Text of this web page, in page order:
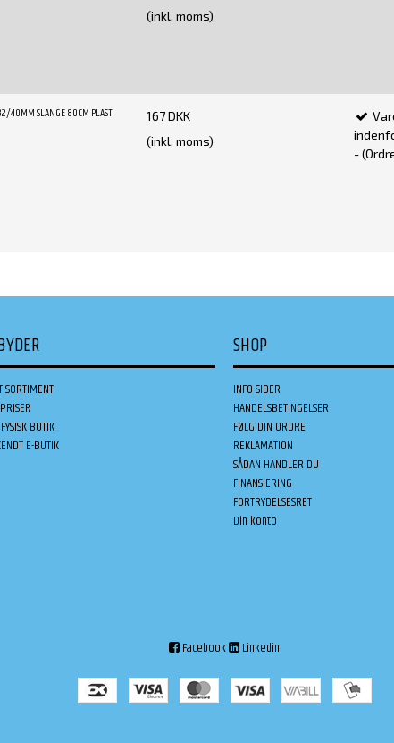
(inkl. moms)
40MM SLANGE 80CM PLAST
167 DKK
(inkl. moms)
-
SORTIMENT
BUTIK
E-BUTIK
SHOP
INFO SIDER
HANDELSBETINGELSER
FØLG DIN ORDRE
REKLAMATION
SÅDAN HANDLER DU
FINANSIERING
FORTRYDELSESRET
Din konto
Facebook Linkedin